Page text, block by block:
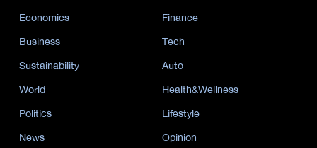
Economics
Finance
Business
Tech
Sustainability
Auto
World
Health&Wellness
Politics
Lifestyle
News
Opinion